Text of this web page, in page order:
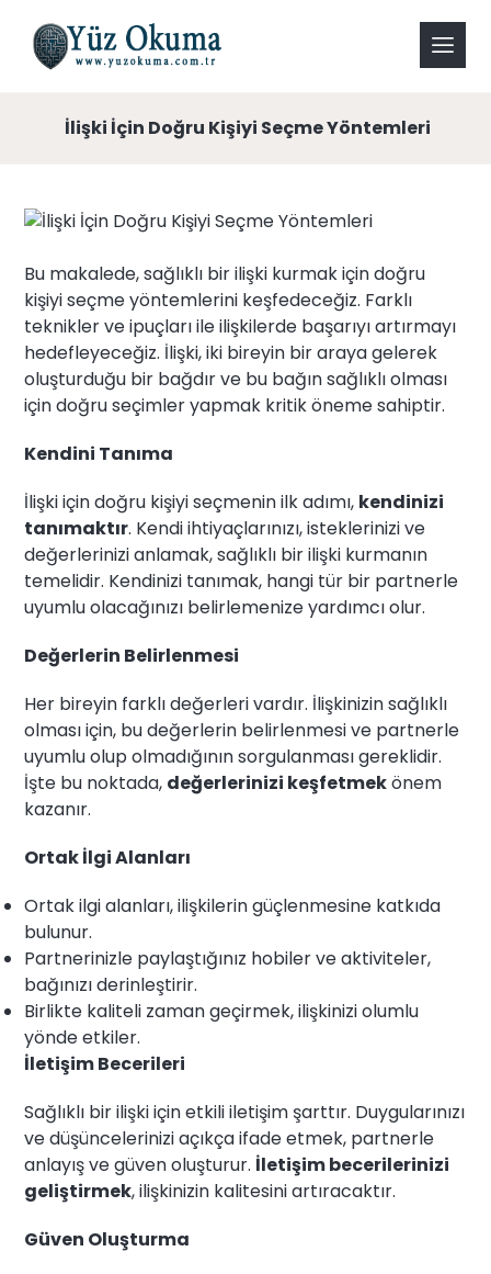
İlişki İçin Doğru Kişiyi Seçme Yöntemleri
Bu makalede, sağlıklı bir ilişki kurmak için doğru
kişiyi seçme yöntemlerini keşfedeceğiz. Farklı
teknikler ve ipuçları ile ilişkilerde başarıyı artırmayı
hedefleyeceğiz. İlişki, iki bireyin bir araya gelerek
oluşturduğu bir bağdır ve bu bağın sağlıklı olması
için doğru seçimler yapmak kritik öneme sahiptir.
Kendini Tanıma
İlişki için doğru kişiyi seçmenin ilk adımı, kendinizi
tanımaktır. Kendi ihtiyaçlarınızı, isteklerinizi ve
değerlerinizi anlamak, sağlıklı bir ilişki kurmanın
temelidir. Kendinizi tanımak, hangi tür bir partnerle
uyumlu olacağınızı belirlemenize yardımcı olur.
Değerlerin Belirlenmesi
Her bireyin farklı değerleri vardır. İlişkinizin sağlıklı
olması için, bu değerlerin belirlenmesi ve partnerle
uyumlu olup olmadığının sorgulanması gereklidir.
İşte bu noktada, değerlerinizi keşfetmekönem
kazanır.
Ortak İlgi Alanları
Ortak ilgi alanları, ilişkilerin güçlenmesine katkıda
bulunur.
Partnerinizle paylaştığınız hobiler ve aktiviteler,
bağınızı derinleştirir.
Birlikte kaliteli zaman geçirmek, ilişkinizi olumlu
yönde etkiler.
İletişim Becerileri
Sağlıklı bir ilişki için etkili iletişim şarttır. Duygularınızı
ve düşüncelerinizi açıkça ifade etmek, partnerle
anlayış ve güven oluşturur. İletişim becerilerinizi
geliştirmek, ilişkinizin kalitesini artıracaktır.
Güven Oluşturma